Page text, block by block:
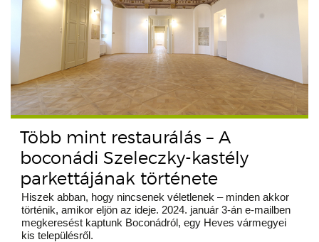
Több mint restaurálás – A
boconádi Szeleczky-kastély
parkettájának története
Hiszek abban, hogy nincsenek véletlenek – minden akkor
történik, amikor eljön az ideje. 2024. január 3-án e-mailben
megkeresést kaptunk Boconádról, egy Heves vármegyei
kis településről.